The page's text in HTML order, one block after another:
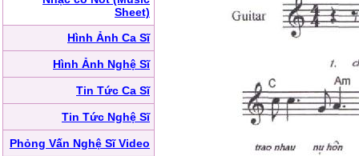
Sheet)
Hình Ảnh Ca Sĩ
Hình Ảnh Nghệ Sĩ
Tin Tức Ca Sĩ
Tin Tức Nghệ Sĩ
Phỏng Vấn Nghệ Sĩ Video